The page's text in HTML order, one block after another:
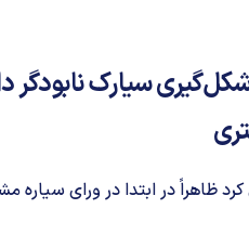
سیارک نابودگر
ظاهراً در ابتدا در ورای سیاره